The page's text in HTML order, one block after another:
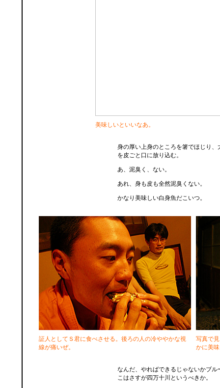
美味しいといいなあ。
身の厚い上身のところを箸でほじり、
を皮ごと口に放り込む。
あ、泥臭く、ない。
あれ、身も皮も全然泥臭くない。
かなり美味しい白身魚だこいつ。
証人としてＳ君に食べさせる。後ろの人の冷ややかな視
線が痛いぜ。
写真で
かに美
なんだ、やればできるじゃないかブル
こはさすが四万十川というべきか。